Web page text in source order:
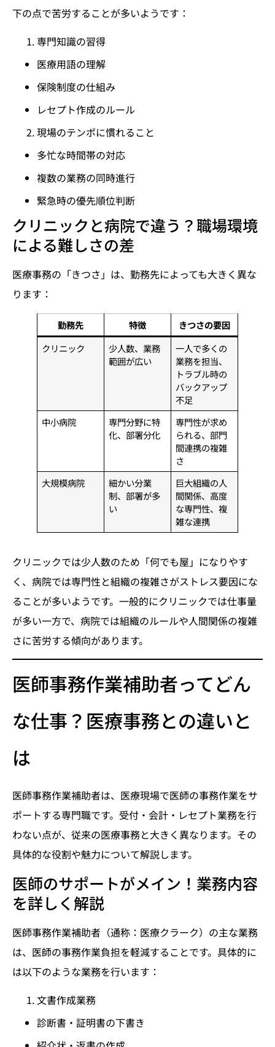
下の点で苦労することが多いようです：
専門知識の習得
医療用語の理解
保険制度の仕組み
レセプト作成のルール
現場のテンポに慣れること
多忙な時間帯の対応
複数の業務の同時進行
緊急時の優先順位判断
クリニックと病院で違う？職場環境
による難しさの差
医療事務の「きつさ」は、勤務先によっても大きく異な
ります：
勤務先 特徴
きつさの要因
クリニック
少人数、業務
範囲が広い
一人で多くの
業務を担当、
トラブル時の
バックアップ
不足
中小病院
専門分野に特
化、部署分化
専門性が求め
られる、部門
間連携の複雑
さ
大規模病院
細かい分業
制、部署が多
い
巨大組織の人
間関係、高度
な専門性、複
雑な連携
クリニックでは少人数のため「何でも屋」になりやす
く、病院では専門性と組織の複雑さがストレス要因にな
ることが多いようです。一般的にクリニックでは仕事量
が多い一方で、病院では組織のルールや人間関係の複雑
さに苦労する傾向があります。
医師事務作業補助者ってどん
な仕事？医療事務との違いと
は
医師事務作業補助者は、医療現場で医師の事務作業をサ
ポートする専門職です。受付・会計・レセプト業務を行
わない点が、従来の医療事務と大きく異なります。その
具体的な役割や魅力について解説します。
医師のサポートがメイン！業務内容
を詳しく解説
医師事務作業補助者（通称：医療クラーク）の主な業務
は、医師の事務作業負担を軽減することです。具体的に
は以下のような業務を行います：
文書作成業務
診断書・証明書の下書き